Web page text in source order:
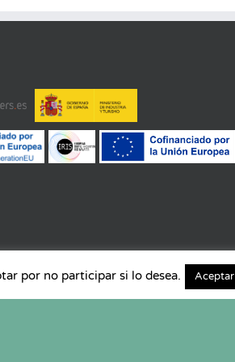
por no participar si lo desea. Aceptar